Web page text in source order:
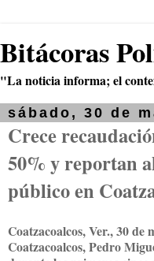
Bitácoras
"La noticia informa; el
sábado, 30 de
Crece
50% y reportan
público en
Coatzacoalcos, Ver., 30 de
Coatzacoalcos, Pedro